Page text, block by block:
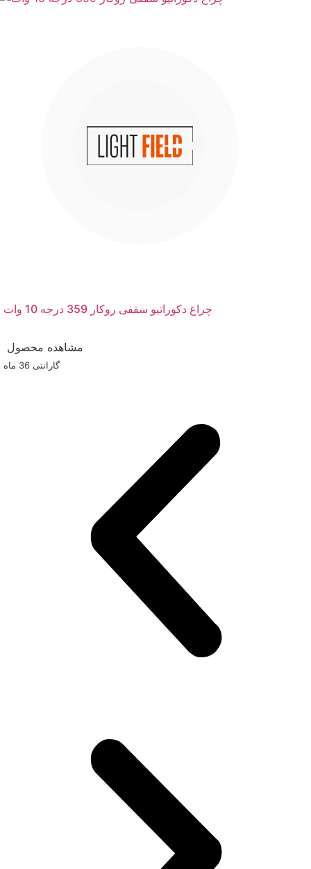
چراغ دکوراتیو سقفی روکار 359 درجه 10 وات
مشاهده محصول
گارانتی ‌36 ماه